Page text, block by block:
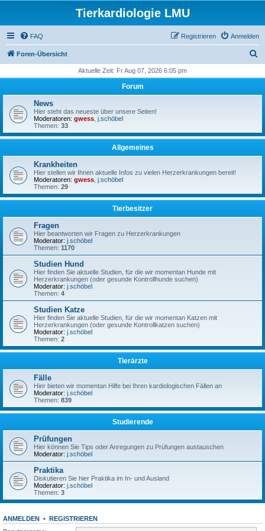
Tierkardiologie LMU
FAQ Anmelden
Registrieren
Foren-Übersicht
h
Aktuelle Zeit: Fr Aug 07, 2026 6:05 pm
Forum
News
Hier steht das neueste über unsere Seiten!
Moderatoren: gwess j.schöbel
Themen: 33
Allgemeines
Krankheiten
Hier stellen wir Ihnen aktuelle Infos zu vielen Herzerkrankungen bereit!
Moderatoren: gwess j.schöbel
Themen: 29
Tierbesitzer
Fragen
Hier beantworten wir Fragen zu Herzerkrankungen
Moderator: j.schöbel
Themen: 1170
Studien Hund
Hier finden Sie aktuelle Studien, für die wir momentan Hunde mit
Herzerkrankungen (oder gesunde Kontrollhunde suchen)
Moderator: j.schöbel
Themen: 4
Studien Katze
Hier finden Sie aktuelle Studien, für die wir momentan Katzen mit
Herzerkrankungen (oder gesunde Kontrollkatzen suchen)
Moderator: j.schöbel
Themen: 2
Tierärzte
Fälle
Hier bieten wir momentan Hilfe bei Ihren kardiologischen Fällen an
Moderator: j.schöbel
Themen: 839
Studierende
Prüfungen
Hier können Sie Tips oder Anregungen zu Prüfungen austauschen
Moderator: j.schöbel
Praktika
Diskutieren Sie hier Praktika im In- und Ausland
Moderator: j.schöbel
Themen: 3
ANMELDEN • REGISTRIEREN